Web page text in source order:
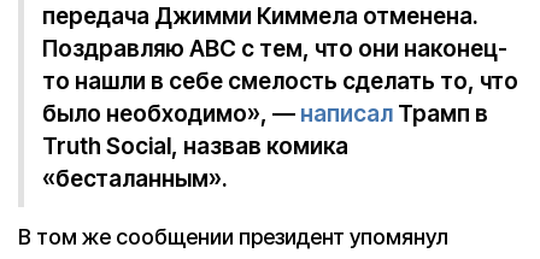
передача Джимми Киммела отменена.
Поздравляю ABC с тем, что они наконец-
то нашли в себе смелость сделать то, что
было необходимо», — написал Трамп в
Truth Social, назвав комика
«бесталанным».
В том же сообщении президент упомянул